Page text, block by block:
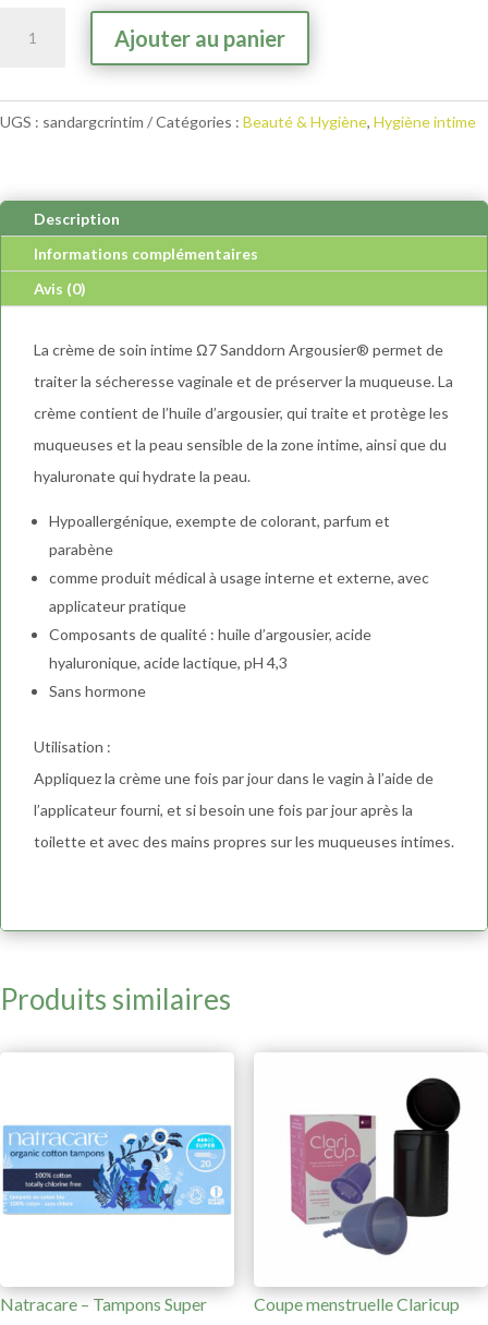
Argousier
-
soin
intime
Ajouter au panier
e
r
i
v
UGS : sandargcrintim Catégories : Beauté & Hygiène, Hygiène intime
Description
Informations complémentaires
Avis (0)
La crème de soin intime Ω7 Sanddorn Argousier® permet de
traiter la sécheresse vaginale et de préserver la muqueuse. La
crème contient de l’huile d’argousier, qui traite et protège les
muqueuses et la peau sensible de la zone intime, ainsi que du
hyaluronate qui hydrate la peau.
Hypoallergénique, exempte de colorant, parfum et
parabène
comme produit médical à usage interne et externe, avec
applicateur pratique
Composants de qualité : huile d’argousier, acide
hyaluronique, acide lactique, pH 4,3
Sans hormone
Utilisation :
Appliquez la crème une fois par jour dans le vagin à l’aide de
l’applicateur fourni, et si besoin une fois par jour après la
toilette et avec des mains propres sur les muqueuses intimes.
Produits similaires
Natracare – Tampons Super Coupe menstruelle Claricup